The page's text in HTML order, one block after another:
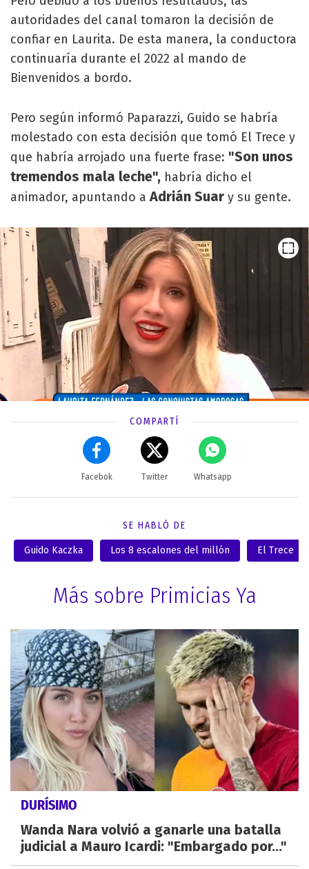
autoridades del canal tomaron la decisión de
confiar en Laurita. De esta manera, la conductora
continuaría durante el 2022 al mando de
Bienvenidos a bordo.
Pero según informó Paparazzi, Guido se habría
molestado con esta decisión que tomó El Trece y
que habría arrojado una fuerte frase: "Son unos
tremendos mala leche", habría dicho el
animador, apuntando aAdrián Suar y su gente.
COMPARTÍ
Facebok Twitter Whatsapp
SE HABLÓ DE
Guido Kaczka Los 8 escalones del millón El Trece
Más sobre Primicias Ya
DURÍSIMO
Wanda Nara volvió a ganarle una batalla
judicial a Mauro Icardi: "Embargado por..."